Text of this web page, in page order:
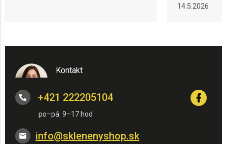
14.5.2026
Kontakt
info@sklenenyshop.sk
+421 222205104